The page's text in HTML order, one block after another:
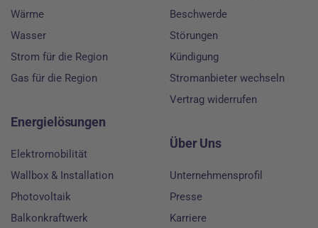
Wärme
Wasser
Strom für die Region
Gas für die Region
Energielösungen
Elektromobilität
Wallbox & Installation
Photovoltaik
Balkonkraftwerk
Beschwerde
Störungen
Kündigung
Stromanbieter wechseln
Vertrag widerrufen
Über Uns
Unternehmensprofil
Presse
Karriere